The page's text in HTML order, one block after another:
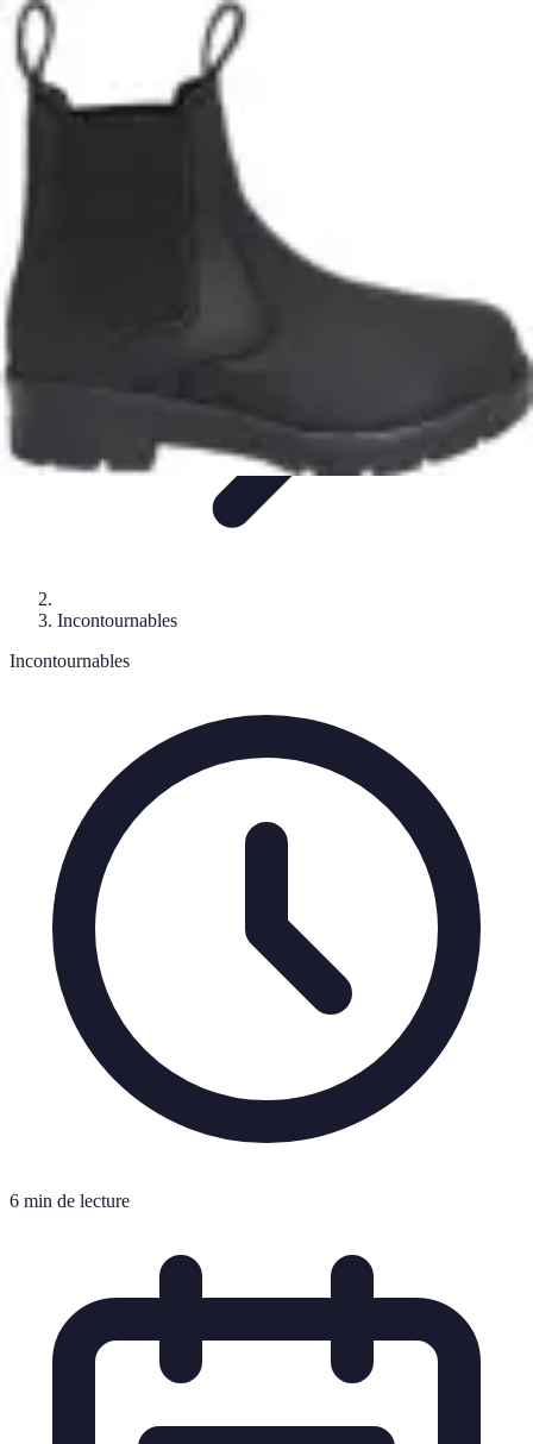
Marques du Monde
Culture et société
Stratégies de Branding
des marques
Incontournables
Incontournables
6 min de lecture